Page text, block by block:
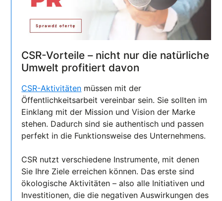
CSR-Vorteile – nicht nur die natürliche
Umwelt profitiert davon
CSR-Aktivitäten müssen mit der
Öffentlichkeitsarbeit vereinbar sein. Sie sollten im
Einklang mit der Mission und Vision der Marke
stehen. Dadurch sind sie authentisch und passen
perfekt in die Funktionsweise des Unternehmens.
CSR nutzt verschiedene Instrumente, mit denen
Sie Ihre Ziele erreichen können. Das erste sind
ökologische Aktivitäten – also alle Initiativen und
Investitionen, die die negativen Auswirkungen des